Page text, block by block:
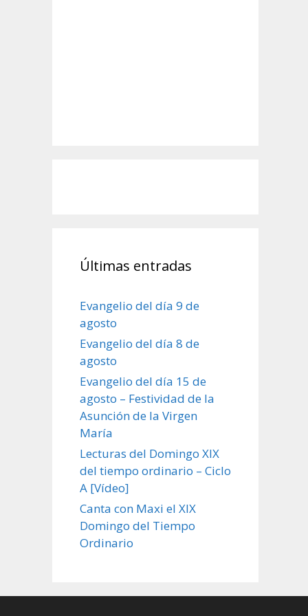
Últimas entradas
Evangelio del día 9 de
agosto
Evangelio del día 8 de
agosto
Evangelio del día 15 de
agosto – Festividad de la
Asunción de la Virgen
María
Lecturas del Domingo XIX
del tiempo ordinario – Ciclo
A [Vídeo]
Canta con Maxi el XIX
Domingo del Tiempo
Ordinario